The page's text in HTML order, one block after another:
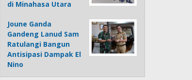
di Minahasa Utara
Joune Ganda
Gandeng Lanud Sam
Ratulangi Bangun
Antisipasi Dampak El
Nino